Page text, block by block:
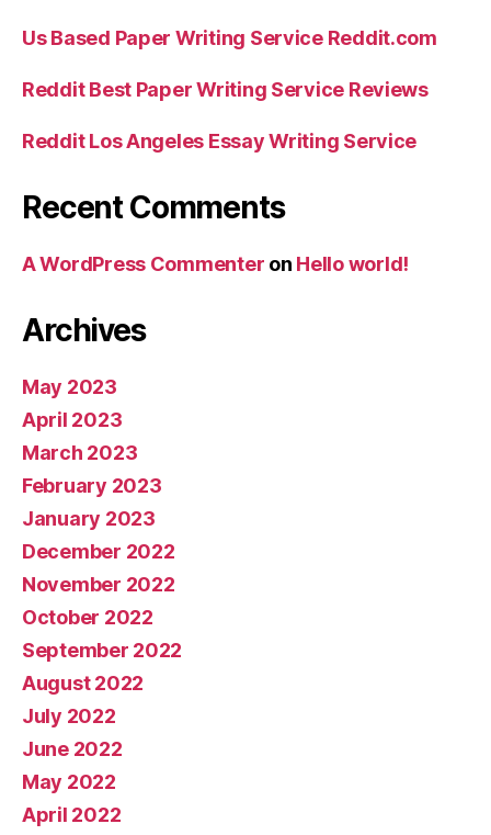
Us Based Paper Writing Service Reddit.com
Reddit Best Paper Writing Service Reviews
Reddit Los Angeles Essay Writing Service
Recent Comments
A WordPress Commenter on Hello world!
Archives
May 2023
April 2023
March 2023
February 2023
January 2023
December 2022
November 2022
October 2022
September 2022
August 2022
July 2022
June 2022
May 2022
April 2022